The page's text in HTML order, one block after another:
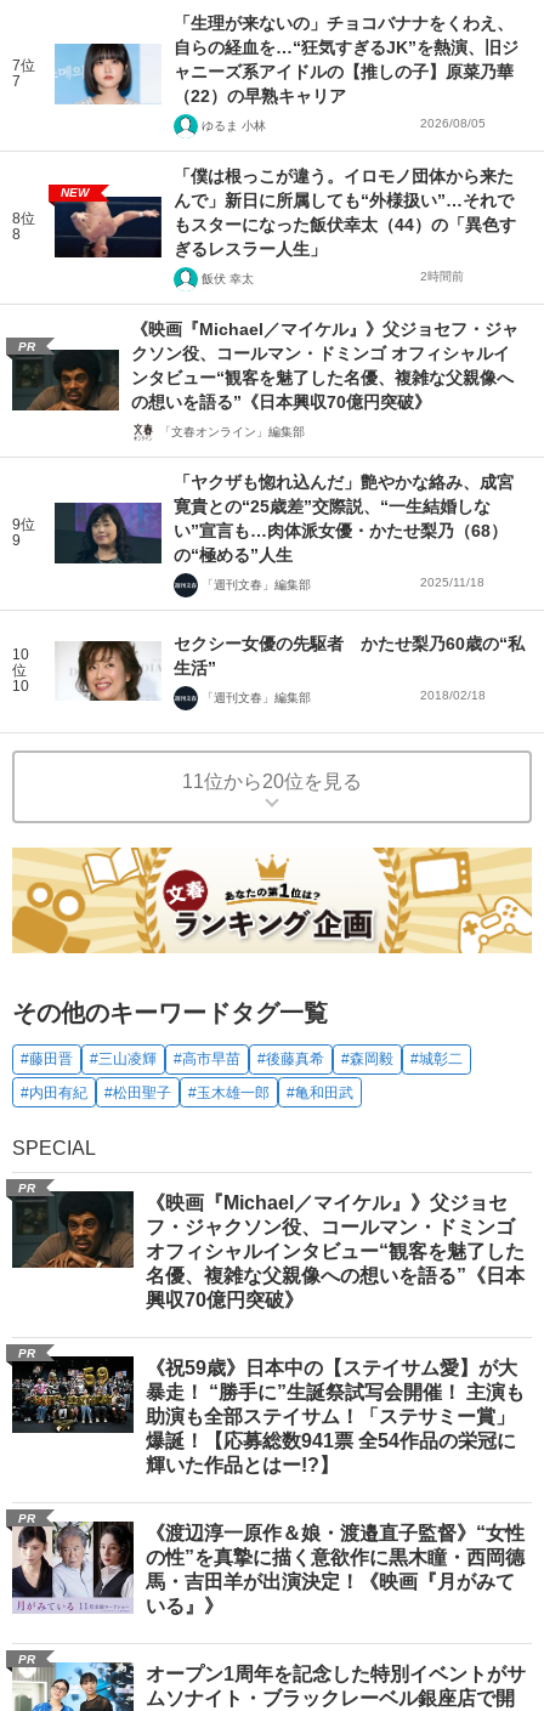
7位
7
「生理が来ないの」チョコバナナをくわえ、
自らの経血を…“狂気すぎるJK”を熱演、旧ジ
ャニーズ系アイドルの【推しの子】原菜乃華
（22）の早熟キャリア
ゆるま 小林 2026/08/05
8位
8
NEW
「僕は根っこが違う。イロモノ団体から来た
んで」新日に所属しても“外様扱い”…それで
もスターになった飯伏幸太（44）の「異色す
ぎるレスラー人生」
飯伏 幸太 2時間前
PR
《映画『Michael／マイケル』》父ジョセフ・ジャ
クソン役、コールマン・ドミンゴ オフィシャルイ
ンタビュー“観客を魅了した名優、複雑な父親像へ
の想いを語る”《日本興収70億円突破》
「文春オンライン」編集部
9位
9
「ヤクザも惚れ込んだ」艶やかな絡み、成宮
寛貴との“25歳差”交際説、“一生結婚しな
い”宣言も…肉体派女優・かたせ梨乃（68）
の“極める”人生
「週刊文春」編集部 2025/11/18
10
位
10
セクシー女優の先駆者 かたせ梨乃60歳の“私
生活”
「週刊文春」編集部 2018/02/18
11位から20位を見る
その他のキーワードタグ一覧
#藤田晋 #三山凌輝 #高市早苗 #後藤真希 #森岡毅
#城彰二
#内田有紀
#松田聖子 #玉木雄一郎 #亀和田武
SPECIAL
PR
《映画『Michael／マイケル』》父ジョセ
フ・ジャクソン役、コールマン・ドミンゴ
オフィシャルインタビュー“観客を魅了した
名優、複雑な父親像への想いを語る”《日本
興収70億円突破》
PR
《祝59歳》日本中の【ステイサム愛】が大
暴走！ “勝手に”生誕祭試写会開催！ 主演も
助演も全部ステイサム！「ステサミー賞」
爆誕！【応募総数941票 全54作品の栄冠に
輝いた作品とはー!?】
PR
《渡辺淳一原作＆娘・渡邉直子監督》“女性
の性”を真摯に描く意欲作に黒木瞳・西岡德
馬・吉田羊が出演決定！《映画『月がみて
いる』》
PR
オープン1周年を記念した特別イベントがサ
ムソナイト・ブラックレーベル銀座店で開